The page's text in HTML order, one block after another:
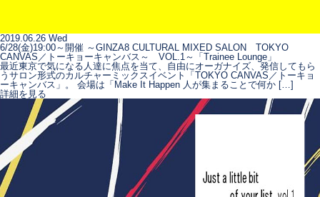
2019.06.26 Wed
6/28(金)19:00～開催 ～GINZA8 CULTURAL MIXED SALON TOKYO
CANVAS／トーキョーキャンバス～ VOL.1～「Trainee Lounge」
最近東京で気になる人達に焦点を当て、自由にオーガナイズ、発信してもら
うサロン形式のカルチャーミックスイベント「TOKYO CANVAS／トーキョ
ーキャンバス」。 会場は「Make It Happen 人が集まることで何か […]
詳細を見る